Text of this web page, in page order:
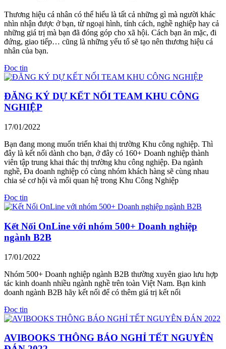
Thương hiệu cá nhân có thể hiểu là tất cả những gì mà người khác
nhìn nhận được ở bạn, từ ngoại hình, tính cách, nghề nghiệp hay cả
những giá trị mà bạn đã đóng góp cho xã hội. Cách bạn ăn mặc, đi
đứng, giao tiếp… cũng là những yếu tố sẽ tạo nên thương hiệu cá
nhân của bạn.
Đọc tin
ĐĂNG KÝ DỰ KẾT NỐI TEAM KHU CÔNG
NGHIỆP
17/01/2022
Bạn đang mong muốn triển khai thị trường Khu công nghiệp. Thì
đây là kết nối dành cho bạn, ở đây có 160+ Doanh nghiệp thành
viên tập trung khai thác thị trường khu công nghiệp. Đa ngành
nghề, Đa doanh nghiệp có cùng nhóm khách hàng sẽ cùng nhau
chia sẻ cơ hội và mối quan hệ trong Khu Công Nghiệp
Đọc tin
Kết Nối OnLine với nhóm 500+ Doanh nghiệp
ngành B2B
17/01/2022
Nhóm 500+ Doanh nghiệp ngành B2B thường xuyên giao lưu hợp
tác kinh doanh nhiều ngành nghề trên toàn Việt Nam. Bạn kinh
doanh ngành B2B hãy kết nối để có thêm giá trị kết nối
Đọc tin
AVIBOOKS THÔNG BÁO NGHỈ TẾT NGUYÊN